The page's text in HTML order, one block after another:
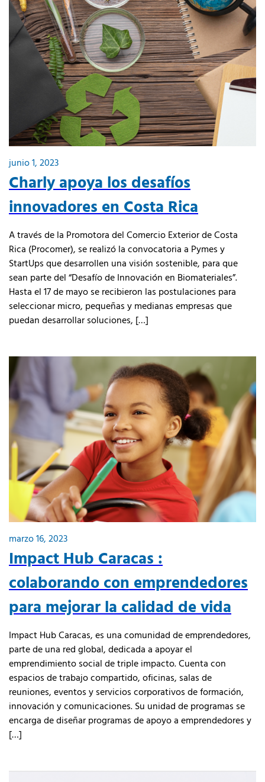
junio 1, 2023
Charly apoya los desafíos
innovadores en Costa Rica
A través de la Promotora del Comercio Exterior de Costa
Rica (Procomer), se realizó la convocatoria a Pymes y
StartUps que desarrollen una visión sostenible, para que
sean parte del “Desafío de Innovación en Biomateriales”.
Hasta el 17 de mayo se recibieron las postulaciones para
seleccionar micro, pequeñas y medianas empresas que
puedan desarrollar soluciones, […]
marzo 16, 2023
Impact Hub Caracas :
colaborando con emprendedores
para mejorar la calidad de vida
Impact Hub Caracas, es una comunidad de emprendedores,
parte de una red global, dedicada a apoyar el
emprendimiento social de triple impacto. Cuenta con
espacios de trabajo compartido, oficinas, salas de
reuniones, eventos y servicios corporativos de formación,
innovación y comunicaciones. Su unidad de programas se
encarga de diseñar programas de apoyo a emprendedores y
[…]